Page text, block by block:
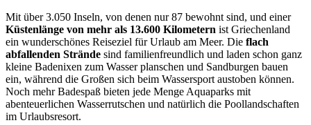
Mit über 3.050 Inseln, von denen nur 87 bewohnt sind, und einer
Küstenlänge von mehr als 13.600 Kilometern ist Griechenland
ein wunderschönes Reiseziel für Urlaub am Meer. Die flach
abfallenden Strände sind familienfreundlich und laden schon ganz
kleine Badenixen zum Wasser planschen und Sandburgen bauen
ein, während die Großen sich beim Wassersport austoben können.
Noch mehr Badespaß bieten jede Menge Aquaparks mit
abenteuerlichen Wasserrutschen und natürlich die Poollandschaften
im Urlaubsresort.